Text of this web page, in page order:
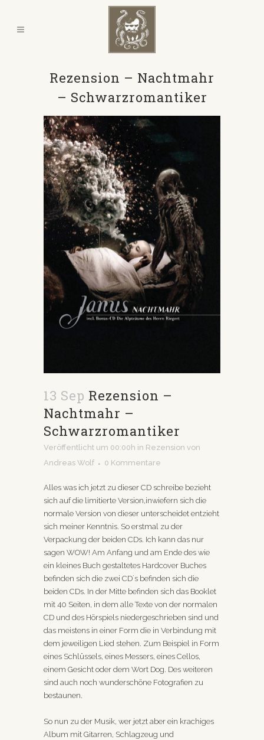
Rezension – Nachtmahr
– Schwarzromantiker
13 Sep Rezension –
Nachtmahr –
Schwarzromantiker
Veröffentlicht um 00:00h in Rezension von
Andreas Wolf
0 Kommentare
Alles was ich jetzt zu dieser CD schreibe bezieht
sich auf die limitierte Version,inwiefern sich die
normale Version von dieser unterscheidet entzieht
sich meiner Kenntnis. So erstmal zu der
Verpackung der beiden CDs. Ich kann das nur
sagen WOW! Am Anfang und am Ende des wie
ein kleines Buch gestaltetes Hardcover Buches
befinden sich die zwei CD`s befinden sich die
beiden CDs. In der Mitte befinden sich das Booklet
mit 40 Seiten, in dem alle Texte von der normalen
CD und des Hörspiels niedergeschrieben sind und
das meistens in einer Form die in Verbindung mit
dem jeweiligen Lied stehen. Zum Beispiel in Form
eines Schlüssels, eines Messers, eines Cellos,
einem Gesicht oder dem Wort Dog. Des weiteren
sind auch noch wunderschöne Fotografien zu
bestaunen.
So nun zu der Musik, wer jetzt aber ein krachiges
Album mit Gitarren, Schlagzeug und